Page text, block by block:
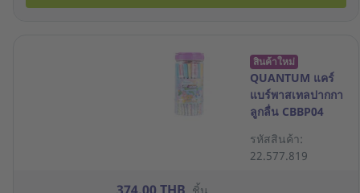
สินค้าใหม่
QUANTUM แคร์
แบร์พาสเทลปากกา
ลูกลื่น CBBP04
รหัสสินค้า:
22.577.819